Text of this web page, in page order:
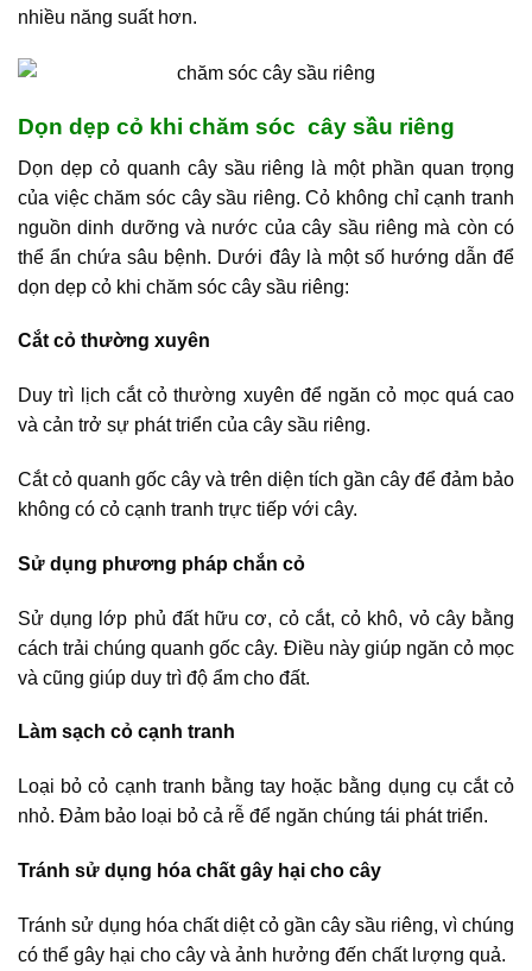
nhiều năng suất hơn.
Dọn dẹp cỏ khi chăm sóc cây sầu riêng
Dọn dẹp cỏ quanh cây sầu riêng là một phần quan trọng
của việc chăm sóc cây sầu riêng. Cỏ không chỉ cạnh tranh
nguồn dinh dưỡng và nước của cây sầu riêng mà còn có
thể ẩn chứa sâu bệnh. Dưới đây là một số hướng dẫn để
dọn dẹp cỏ khi chăm sóc cây sầu riêng:
Cắt cỏ thường xuyên
Duy trì lịch cắt cỏ thường xuyên để ngăn cỏ mọc quá cao
và cản trở sự phát triển của cây sầu riêng.
Cắt cỏ quanh gốc cây và trên diện tích gần cây để đảm bảo
không có cỏ cạnh tranh trực tiếp với cây.
Sử dụng phương pháp chắn cỏ
Sử dụng lớp phủ đất hữu cơ, cỏ cắt, cỏ khô, vỏ cây bằng
cách trải chúng quanh gốc cây. Điều này giúp ngăn cỏ mọc
và cũng giúp duy trì độ ẩm cho đất.
Làm sạch cỏ cạnh tranh
Loại bỏ cỏ cạnh tranh bằng tay hoặc bằng dụng cụ cắt cỏ
nhỏ. Đảm bảo loại bỏ cả rễ để ngăn chúng tái phát triển.
Tránh sử dụng hóa chất gây hại cho cây
Tránh sử dụng hóa chất diệt cỏ gần cây sầu riêng, vì chúng
có thể gây hại cho cây và ảnh hưởng đến chất lượng quả.